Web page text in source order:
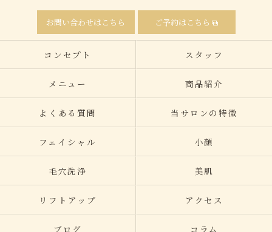
お問い合わせはこちら ご予約はこちら
コンセプト スタッフ
メニュー 商品紹介
よくある質問 当サロンの特徴
フェイシャル 小顔
毛穴洗浄 美肌
リフトアップ アクセス
ブログ コラム